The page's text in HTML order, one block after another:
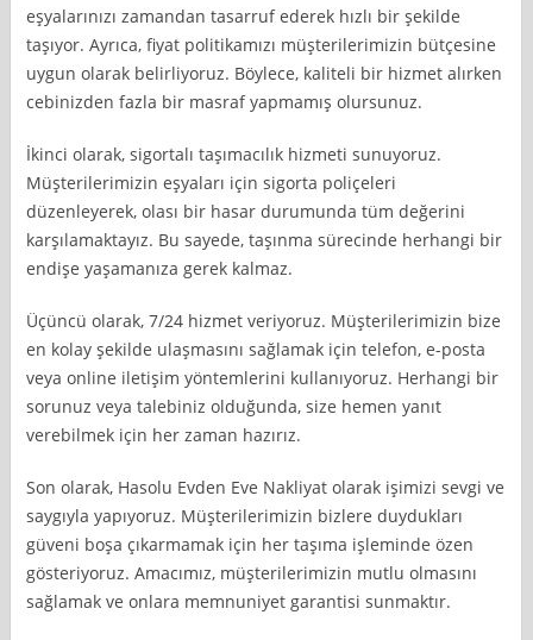
eşyalarınızı zamandan tasarruf ederek hızlı bir şekilde
taşıyor. Ayrıca, fiyat politikamızı müşterilerimizin bütçesine
uygun olarak belirliyoruz. Böylece, kaliteli bir hizmet alırken
cebinizden fazla bir masraf yapmamış olursunuz.
İkinci olarak, sigortalı taşımacılık hizmeti sunuyoruz.
Müşterilerimizin eşyaları için sigorta poliçeleri
düzenleyerek, olası bir hasar durumunda tüm değerini
karşılamaktayız. Bu sayede, taşınma sürecinde herhangi bir
endişe yaşamanıza gerek kalmaz.
Üçüncü olarak, 7/24 hizmet veriyoruz. Müşterilerimizin bize
en kolay şekilde ulaşmasını sağlamak için telefon, e-posta
veya online iletişim yöntemlerini kullanıyoruz. Herhangi bir
sorunuz veya talebiniz olduğunda, size hemen yanıt
verebilmek için her zaman hazırız.
Son olarak, Hasolu Evden Eve Nakliyat olarak işimizi sevgi ve
saygıyla yapıyoruz. Müşterilerimizin bizlere duydukları
güveni boşa çıkarmamak için her taşıma işleminde özen
gösteriyoruz. Amacımız, müşterilerimizin mutlu olmasını
sağlamak ve onlara memnuniyet garantisi sunmaktır.